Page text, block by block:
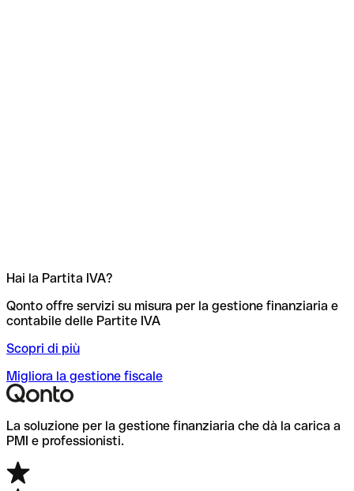
Hai la Partita IVA?
Qonto offre servizi su misura per la gestione finanziaria e
contabile delle Partite IVA
Scopri di più
Migliora la gestione fiscale
La soluzione per la gestione finanziaria che dà la carica a
PMI e professionisti.